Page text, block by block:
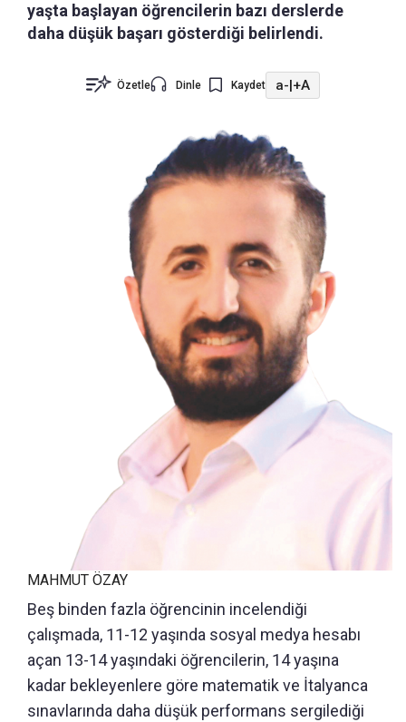
yaşta başlayan öğrencilerin bazı derslerde
daha düşük başarı gösterdiği belirlendi.
Özetle Dinle Kaydet a-|+A
MAHMUT ÖZAY
Beş binden fazla öğrencinin incelendiği
çalışmada, 11-12 yaşında sosyal medya hesabı
açan 13-14 yaşındaki öğrencilerin, 14 yaşına
kadar bekleyenlere göre matematik ve İtalyanca
sınavlarında daha düşük performans sergilediği